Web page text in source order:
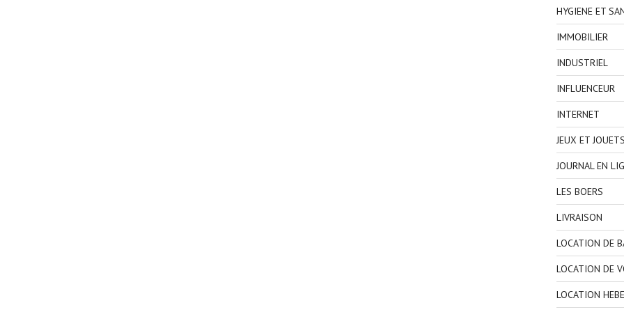
HYGIENE ET
IMMOBILIER
INDUSTRIEL
INFLUENCEUR
INTERNET
JEUX ET JOUETS
JOURNAL EN
LES BOERS
LIVRAISON
LOCATION DE
LOCATION DE
LOCATION